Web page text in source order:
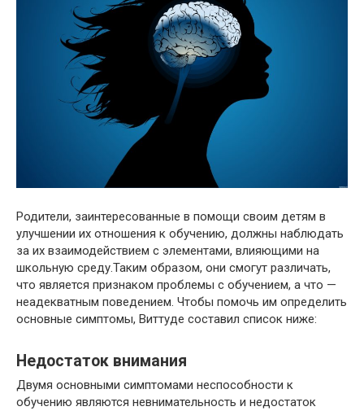
Родители, заинтересованные в помощи своим детям в
улучшении их отношения к обучению, должны наблюдать
за их взаимодействием с элементами, влияющими на
школьную среду.Таким образом, они смогут различать,
что является признаком проблемы с обучением, а что —
неадекватным поведением. Чтобы помочь им определить
основные симптомы, Виттуде составил список ниже:
Недостаток внимания
Двумя основными симптомами неспособности к
обучению являются невнимательность и недостаток